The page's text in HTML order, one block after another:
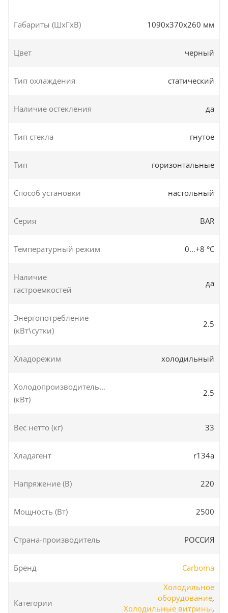
Габариты (ШxГxВ) 1090x370x260 мм
Цвет черный
Тип охлаждения статический
Наличие остекления да
Тип стекла гнутое
Тип горизонтальные
Способ установки настольный
Серия BAR
Температурный режим 0…+8 °C
Наличие
гастроемкостей
да
Энергопотребление
(кВт\сутки)
2.5
Хладорежим холодильный
Холодопроизводительность
(кВт)
2.5
Вес нетто (кг) 33
Хладагент r134a
Напряжение (В) 220
Мощность (Вт) 2500
Страна-производитель РОССИЯ
Бренд Carboma
Категории
Холодильное
оборудование,
Холодильные витрины,